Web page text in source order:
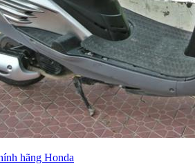
hãng Honda